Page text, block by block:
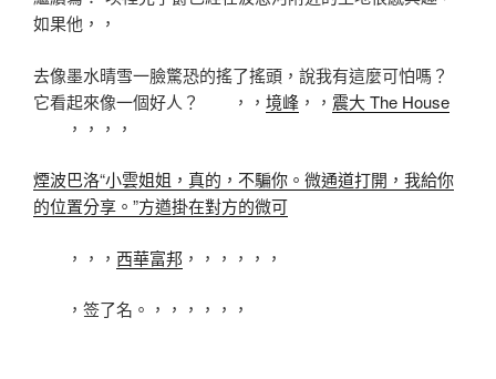
如果他，，
去像墨水晴雪一臉驚恐的搖了搖頭，說我有這麼可怕嗎？
它看起來像一個好人？ ，， 境峰 ，， 震大 The House
，，，，
煙波巴洛“小雲姐姐，真的，不騙你。微通道打開，我給你
的位置分享。”方遒掛在對方的微可
，，， 西華富邦 ，，，，，，
，签了名。，，，，，，